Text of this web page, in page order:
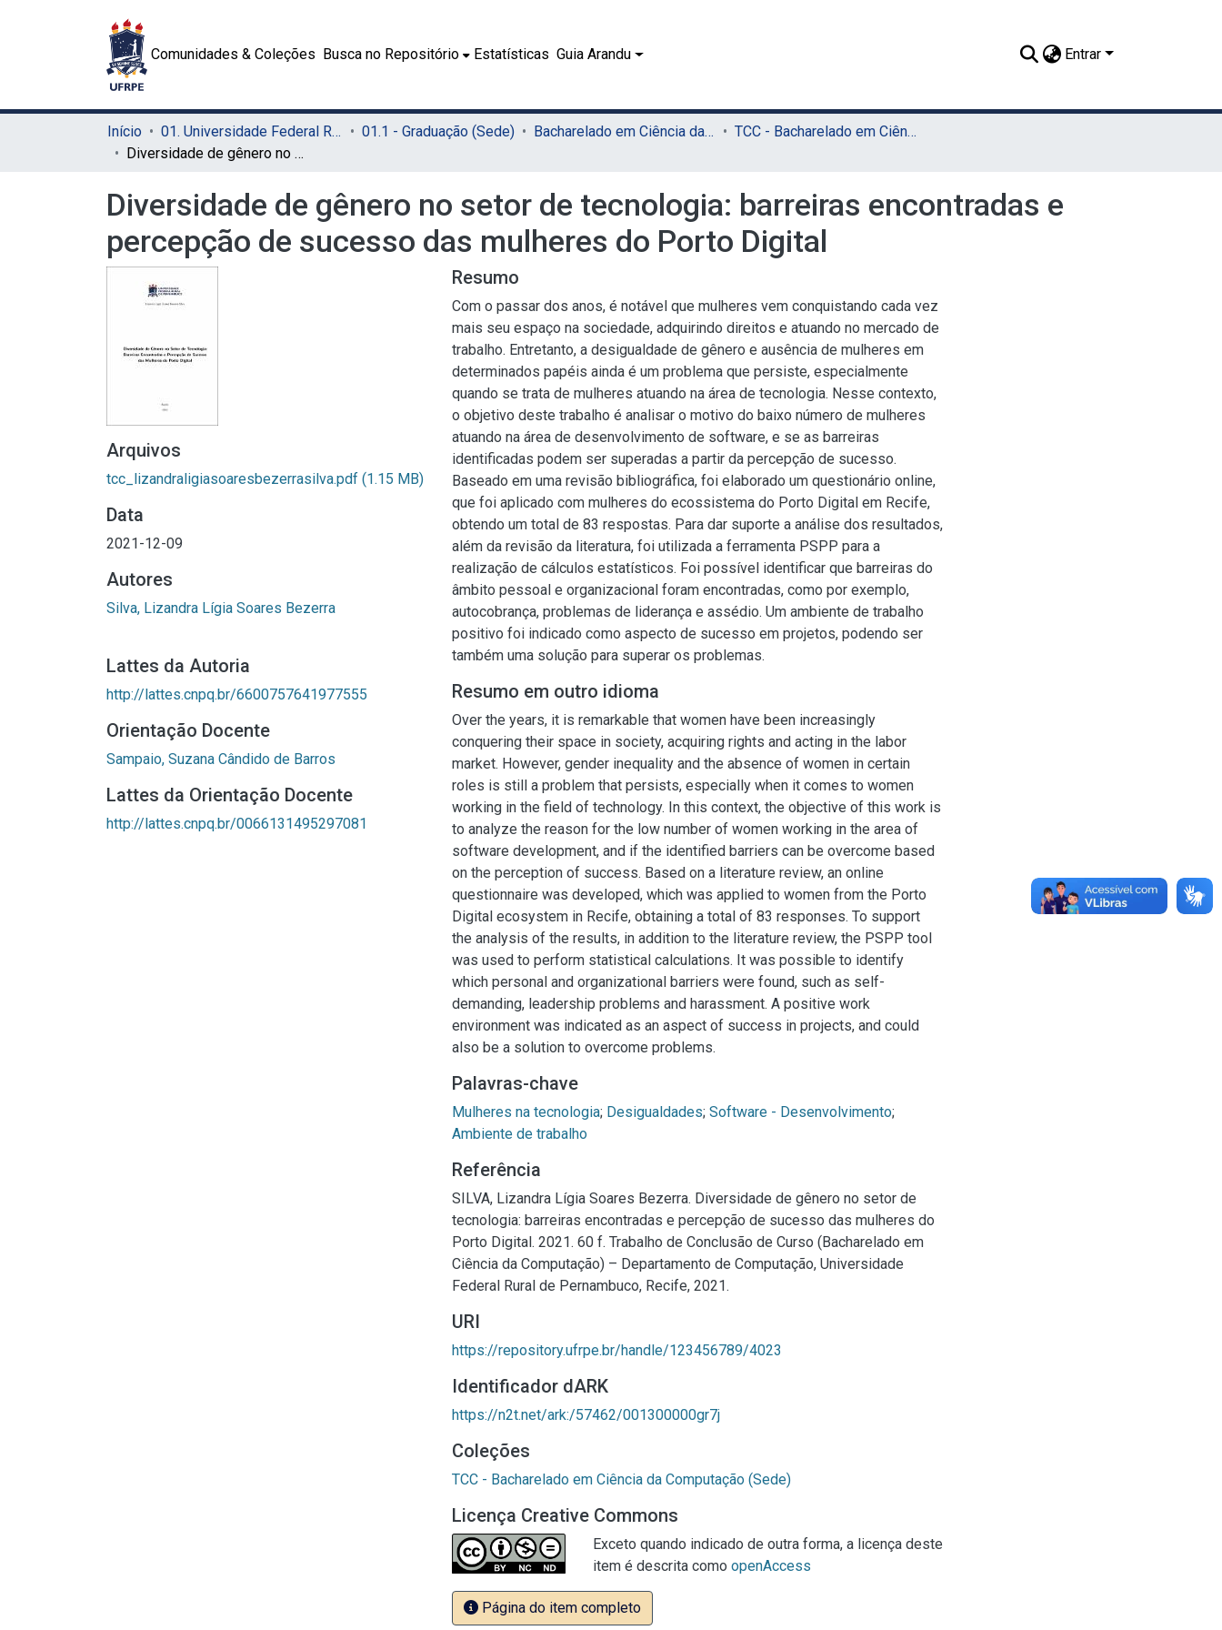
Comunidades & Coleções Busca no Repositório Estatísticas Guia Arandu Entrar
Início 01. Universidade Federal Rural de Pernambuco - UFRPE (Sede) 01.1 - Graduação (Sede) Bacharelado em Ciência da Computação (Sede)
TCC - Bacharelado em Ciência da Computação (Sede)
Diversidade de gênero no setor de tecnologia: barreiras encontradas e percepção de sucesso das mulheres do Porto Digital
Diversidade de gênero no setor de tecnologia: barreiras encontradas e
percepção de sucesso das mulheres do Porto Digital
Arquivos
tcc_lizandraligiasoaresbezerrasilva.pdf (1.15 MB)
Data
2021-12-09
Autores
Silva, Lizandra Lígia Soares Bezerra
Lattes da Autoria
http://lattes.cnpq.br/6600757641977555
Orientação Docente
Sampaio, Suzana Cândido de Barros
Lattes da Orientação Docente
http://lattes.cnpq.br/0066131495297081
Resumo
Com o passar dos anos, é notável que mulheres vem conquistando cada vez
mais seu espaço na sociedade, adquirindo direitos e atuando no mercado de
trabalho. Entretanto, a desigualdade de gênero e ausência de mulheres em
determinados papéis ainda é um problema que persiste, especialmente
quando se trata de mulheres atuando na área de tecnologia. Nesse contexto,
o objetivo deste trabalho é analisar o motivo do baixo número de mulheres
atuando na área de desenvolvimento de software, e se as barreiras
identificadas podem ser superadas a partir da percepção de sucesso.
Baseado em uma revisão bibliográfica, foi elaborado um questionário online,
que foi aplicado com mulheres do ecossistema do Porto Digital em Recife,
obtendo um total de 83 respostas. Para dar suporte a análise dos resultados,
além da revisão da literatura, foi utilizada a ferramenta PSPP para a
realização de cálculos estatísticos. Foi possível identificar que barreiras do
âmbito pessoal e organizacional foram encontradas, como por exemplo,
autocobrança, problemas de liderança e assédio. Um ambiente de trabalho
positivo foi indicado como aspecto de sucesso em projetos, podendo ser
também uma solução para superar os problemas.
Resumo em outro idioma
Over the years, it is remarkable that women have been increasingly
conquering their space in society, acquiring rights and acting in the labor
market. However, gender inequality and the absence of women in certain
roles is still a problem that persists, especially when it comes to women
working in the field of technology. In this context, the objective of this work is
to analyze the reason for the low number of women working in the area of
software development, and if the identified barriers can be overcome based
on the perception of success. Based on a literature review, an online
questionnaire was developed, which was applied to women from the Porto
Digital ecosystem in Recife, obtaining a total of 83 responses. To support
the analysis of the results, in addition to the literature review, the PSPP tool
was used to perform statistical calculations. It was possible to identify
which personal and organizational barriers were found, such as self-
demanding, leadership problems and harassment. A positive work
environment was indicated as an aspect of success in projects, and could
also be a solution to overcome problems.
Palavras-chave
Mulheres na tecnologia; Desigualdades; Software - Desenvolvimento;
Ambiente de trabalho
Referência
SILVA, Lizandra Lígia Soares Bezerra. Diversidade de gênero no setor de
tecnologia: barreiras encontradas e percepção de sucesso das mulheres do
Porto Digital. 2021. 60 f. Trabalho de Conclusão de Curso (Bacharelado em
Ciência da Computação) – Departamento de Computação, Universidade
Federal Rural de Pernambuco, Recife, 2021.
URI
https://repository.ufrpe.br/handle/123456789/4023
Identificador dARK
https://n2t.net/ark:/57462/001300000gr7j
Coleções
TCC - Bacharelado em Ciência da Computação (Sede)
Licença Creative Commons
Exceto quando indicado de outra forma, a licença deste
item é descrita como openAccess
Página do item completo